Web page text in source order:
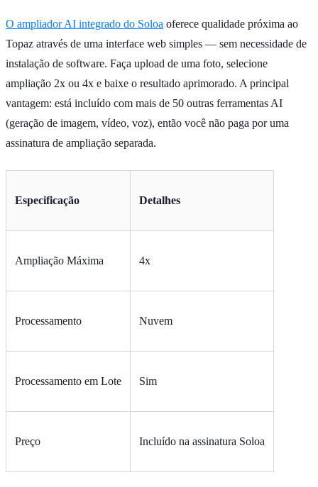
O ampliador AI integrado do Soloa oferece qualidade próxima ao
Topaz através de uma interface web simples — sem necessidade de
instalação de software. Faça upload de uma foto, selecione
ampliação 2x ou 4x e baixe o resultado aprimorado. A principal
vantagem: está incluído com mais de 50 outras ferramentas AI
(geração de imagem, vídeo, voz), então você não paga por uma
assinatura de ampliação separada.
Especificação Detalhes
Ampliação Máxima 4x
Processamento Nuvem
Processamento em Lote Sim
Preço Incluído na assinatura Soloa